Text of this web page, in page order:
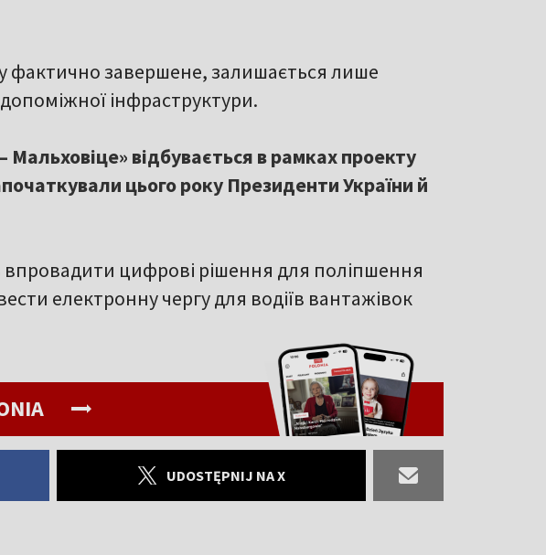
фактично завершене, залишається лише
інфраструктури.
Мальховіце» відбувається в рамках проекту
цього року Президенти України й
впровадити цифрові рішення для поліпшення
електронну чергу для водіїв вантажівок
UDOSTĘPNIJ NA X